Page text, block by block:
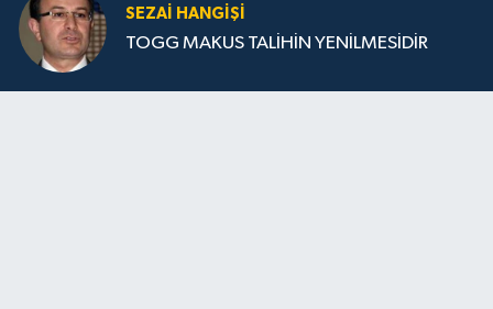
SEZAI HANGİŞİ
TOGG MAKUS TALİHİN YENİLMESİDİR